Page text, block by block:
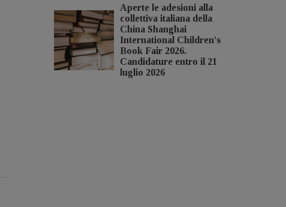
Aperte le adesioni alla
collettiva italiana della
China Shanghai
International Children's
Book Fair 2026.
Candidature entro il 21
luglio 2026